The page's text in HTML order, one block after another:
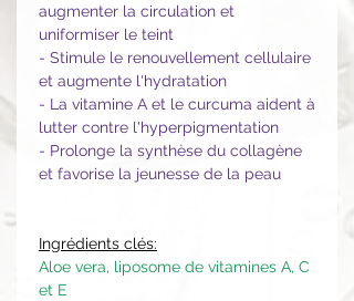
augmenter la circulation et
uniformiser le teint
- Stimule le renouvellement cellulaire
et augmente l'hydratation
- La vitamine A et le curcuma aident à
lutter contre l'hyperpigmentation
- Prolonge la synthèse du collagène
et favorise la jeunesse de la peau
Ingrédients clés:
Aloe vera, liposome de vitamines A, C
et E